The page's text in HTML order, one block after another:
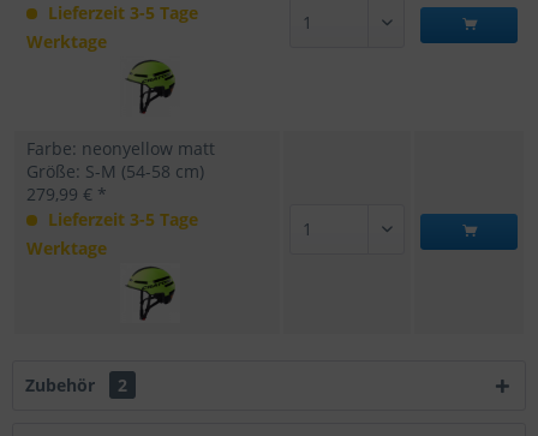
Lieferzeit 3-5 Tage
Werktage
Farbe: neonyellow matt
Größe: S-M (54-58 cm)
279,99 € *
Lieferzeit 3-5 Tage
Werktage
Zubehör 2